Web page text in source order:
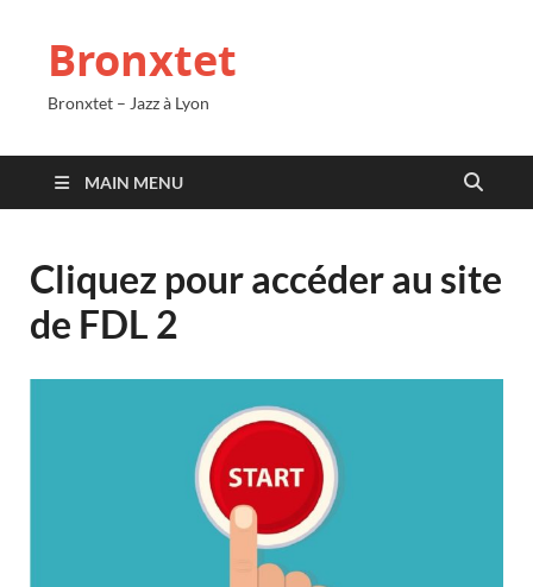
Bronxtet
Bronxtet – Jazz à Lyon
MAIN MENU
Cliquez pour accéder au site
de FDL 2